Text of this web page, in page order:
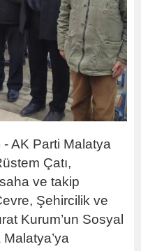
AK Parti Malatya
Çatı,
ve takip
Şehircilik ve
Kurum’un Sosyal